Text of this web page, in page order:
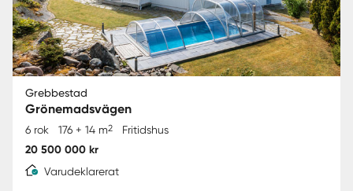
Grebbestad
Grönemadsvägen
6 rok 176 + 14 m2 Fritidshus
20 500 000 kr
Varudeklarerat